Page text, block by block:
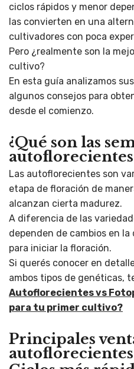
ciclos rápidos y menor
las convierten en una
cultivadores con poca
Pero ¿realmente son la
cultivo?
En esta guía analizamos
algunos consejos para
desde el comienzo.
¿Qué son las
Las autoflorecientes son
etapa de floración de
alcanzan cierta madurez.
A diferencia de las
dependen de cambios en
para iniciar la floración.
Si querés conocer en
ambos tipos de genéticas,
Autoflorecientes vs
para tu primer cultivo?
Principales
autoflorecientes